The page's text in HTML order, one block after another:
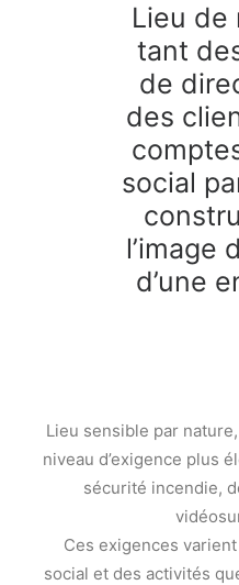
Lieu de
tant
de
des
social
l’image
d’une
Lieu sensible par
niveau d’exigence plus
sécurité incendie,
Ces exigences
social et des activités